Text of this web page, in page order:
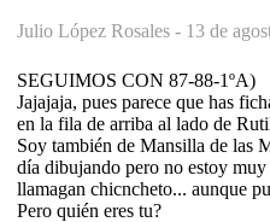
Julio López Rosales - 13 de
SEGUIMOS CON 87-88-1ºA)
Jajajaja, pues parece que has
en la fila de arriba al lado de
Soy también de Mansilla de las
día dibujando pero no estoy
llamagan chicncheto... aunque
Pero quién eres tu?